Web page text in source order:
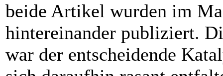
beide Artikel wurden im
hintereinander publiziert.
war der entscheidende